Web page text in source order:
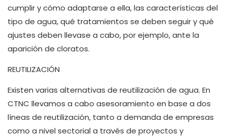
cumplir y cómo adaptarse a ella, las características del
tipo de agua, qué tratamientos se deben seguir y qué
ajustes deben llevase a cabo, por ejemplo, ante la
aparición de cloratos.
REUTILIZACIÓN
Existen varias alternativas de reutilización de agua. En
CTNC llevamos a cabo asesoramiento en base a dos
líneas de reutilización, tanto a demanda de empresas
como a nivel sectorial a través de proyectos y